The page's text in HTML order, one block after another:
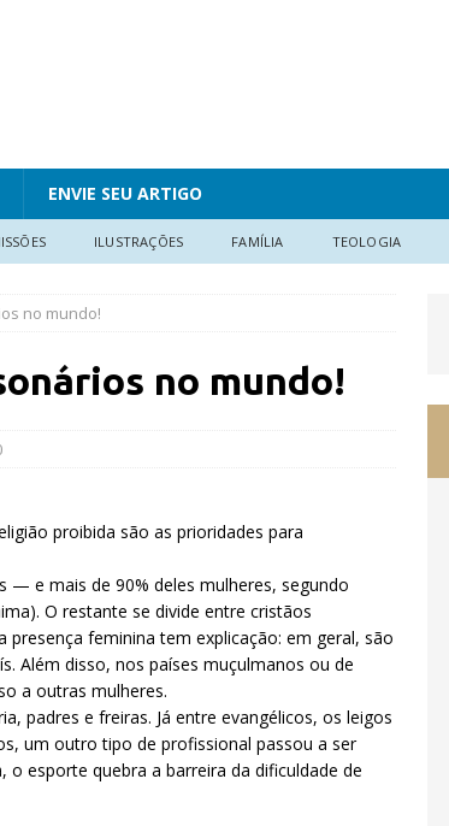
ENVIE SEU ARTIGO
ILUSTRAÇÕES FAMÍLIA TEOLOGIA
no mundo!
no mundo!
proibida são as prioridades para
— e mais de 90% deles mulheres, segundo
O restante se divide entre cristãos
feminina tem explicação: em geral, são
Além disso, nos países muçulmanos ou de
a outras mulheres.
padres e freiras. Já entre evangélicos, os leigos
um outro tipo de profissional passou a ser
o esporte quebra a barreira da dificuldade de